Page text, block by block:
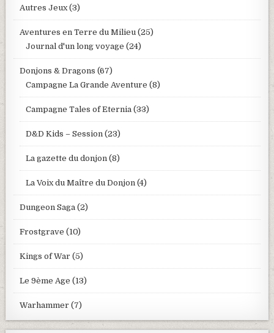
Autres Jeux(3)
Aventures en Terre du Milieu (25)
Journal d'un long voyage (24)
Donjons & Dragons (67)
Campagne La Grande Aventure (8)
Campagne Tales of Eternia (33)
D&D Kids – Session (23)
La gazette du donjon (8)
La Voix du Maître du Donjon (4)
Dungeon Saga (2)
Frostgrave (10)
Kings of War (5)
Le 9ème Age (13)
Warhammer (7)